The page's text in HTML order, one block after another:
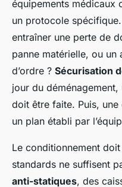
équipements médicaux
un protocole
entraîner une perte de
panne matérielle, ou
d’ordre ? Sécurisation
jour du
doit être faite. Puis,
un plan établi par
Le conditionnement
standards ne suffisent
anti-statiques, des